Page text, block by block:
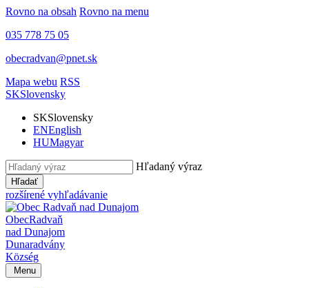
Rovno na obsah Rovno na menu
035 778 75 05
obecradvan@pnet.sk
Mapa webu RSS
SKSlovensky
SKSlovensky
ENEnglish
HUMagyar
Hľadaný výraz
Hľadať
rozšírené vyhľadávanie
ObecRadvaň
nad Dunajom
Dunaradvány
Község
Menu